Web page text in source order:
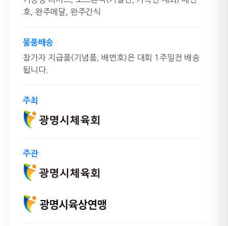
호, 완주메달, 완주간식
물품배송
참가자 지급품(기념품, 배번호)은 대회 1주일전 배송
됩니다.
주최
주관